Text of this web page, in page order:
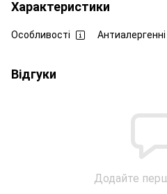
Характеристики
Особливості Антиалергенні
Відгуки
Додайте